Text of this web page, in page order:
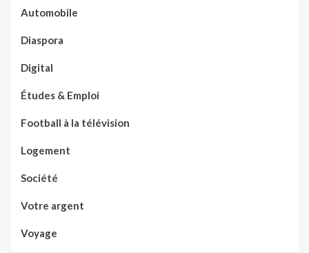
Automobile
Diaspora
Digital
Études & Emploi
Football à la télévision
Logement
Société
Votre argent
Voyage